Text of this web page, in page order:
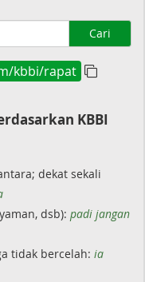
Cari
kbbi/rapat
KBBI
dekat sekali
dsb): padi jangan
tidak bercelah: ia